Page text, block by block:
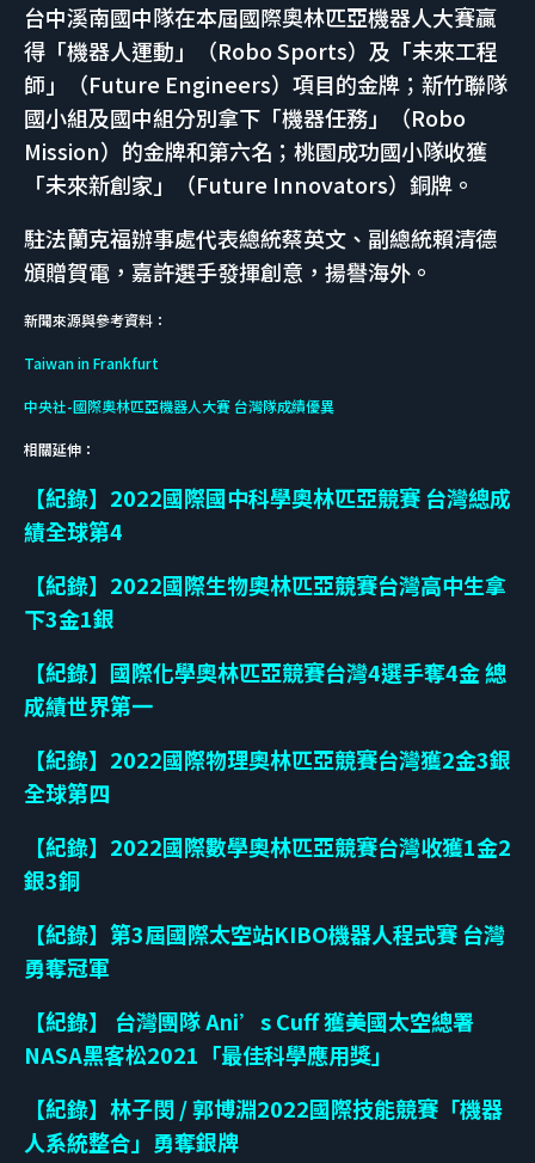
台中溪南國中隊在本屆國際奧林匹亞機器人大賽贏
得「機器人運動」（Robo Sports）及「未來工程
師」（Future Engineers）項目的金牌；新竹聯隊
國小組及國中組分別拿下「機器任務」（Robo
Mission）的金牌和第六名；桃園成功國小隊收獲
「未來新創家」（Future Innovators）銅牌。
駐法蘭克福辦事處代表總統蔡英文、副總統賴清德
頒贈賀電，嘉許選手發揮創意，揚譽海外。
新聞來源與參考資料：
Taiwan in Frankfurt
中央社-國際奧林匹亞機器人大賽 台灣隊成績優異
相關延伸：
【紀錄】2022國際國中科學奧林匹亞競賽 台灣總成
績全球第4
【紀錄】2022國際生物奧林匹亞競賽台灣高中生拿
下3金1銀
【紀錄】國際化學奧林匹亞競賽台灣4選手奪4金 總
成績世界第一
【紀錄】2022國際物理奧林匹亞競賽台灣獲2金3銀
全球第四
【紀錄】2022國際數學奧林匹亞競賽台灣收獲1金2
銀3銅
【紀錄】第3屆國際太空站KIBO機器人程式賽 台灣
勇奪冠軍
【紀錄】 台灣團隊 Ani’s Cuff 獲美國太空總署
NASA黑客松2021「最佳科學應用獎」
【紀錄】林子閔 / 郭博淵2022國際技能競賽「機器
人系統整合」勇奪銀牌